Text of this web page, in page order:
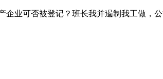
业可否被登记？班长我并遏制我工做，